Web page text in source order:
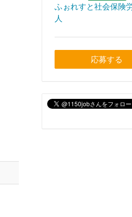
ふぉれすと社会保険
人
応募する